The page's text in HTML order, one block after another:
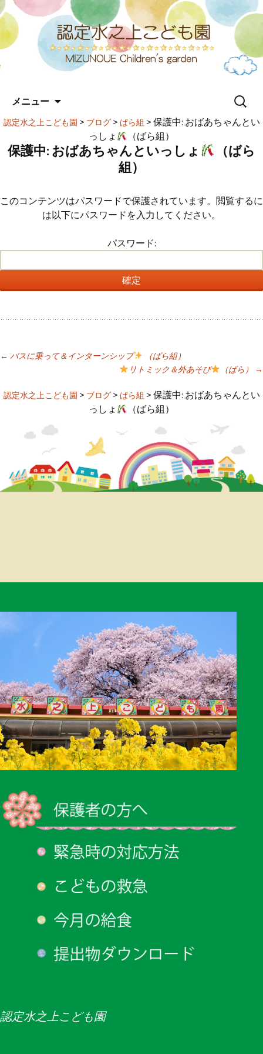
メニュー
テ
ツ
へ
プ
検
認定水之上こども園 > ブログ> ばら組 > 保護中: おばあちゃんとい
っしょ
（ばら組）
保護中: おばあちゃんといっしょ
（ばら
組）
このコンテンツはパスワードで保護されています。閲覧するに
は以下にパスワードを入力してください。
パスワード:
投
ビ
シ
ョ
ン
← バスに乗って＆インターンシップ
（ばら組）
リトミック＆外あそび
（ばら） →
認定水之上こども園 > ブログ> ばら組 > 保護中: おばあちゃんとい
っしょ
（ばら組）
認定水之上こども園